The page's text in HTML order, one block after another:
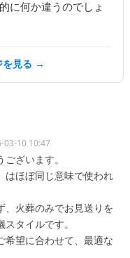
に何か違うのでしょ
見る →
03-10 10:47
ざいます。
はほぼ同じ意味で使われ
、火葬のみでお見送りを
タイルです。
希望に合わせて、最適な